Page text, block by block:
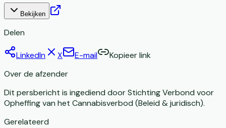
Bekijken
Delen
LinkedIn X E-mail
Kopieer link
Over de afzender
Dit persbericht is ingediend doorStichting Verbond voor
Opheffing van het Cannabisverbod (Beleid & juridisch).
Gerelateerd